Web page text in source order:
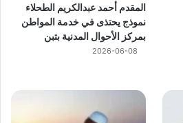
المقدم أحمد عبدالكريم الطحلاء
نموذج يحتذى في خدمة المواطن
بمركز الأحوال المدنية بتبن
2026-06-08